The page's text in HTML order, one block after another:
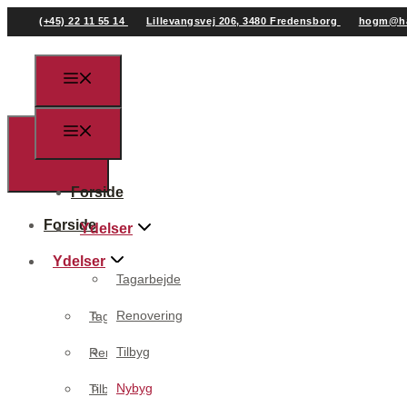
(+45) 22 11 55 14 Lillevangsvej 206, 3480 Fredensborg
Forside
Ydelser
Tagarbejde
Renovering
Tilbyg
Nybyg
Forside
Ydelser
Tagarbejde
Renovering
Tilbyg